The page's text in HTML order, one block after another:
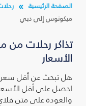
الصفحة الرئيسية
ميكونوس إلى دبي
تذاكر رحلات
الأسعار
هل تبحث عن أقل سعر
احصل على أقل
والعودة على متن